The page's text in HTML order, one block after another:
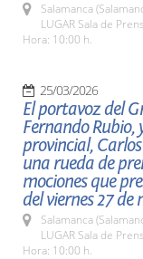
Salamanca
LUGAR Sala de
Hora: 10:00 h.
25/03/2026
El portavoz del
Fernando Rubio,
provincial,
una rueda de
mociones que
del viernes 27 de
Salamanca
LUGAR Sala de
Hora: 10:00 h.